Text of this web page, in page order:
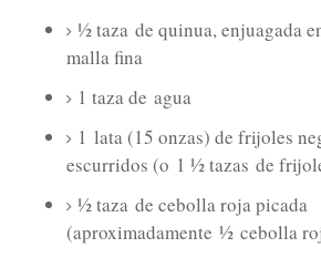
½ taza de quinua, enjuagada
malla fina
1 taza de agua
1 lata (15 onzas) de frijoles
escurridos (o 1 ½ tazas de
½ taza de cebolla roja picada
(aproximadamente ½ cebolla